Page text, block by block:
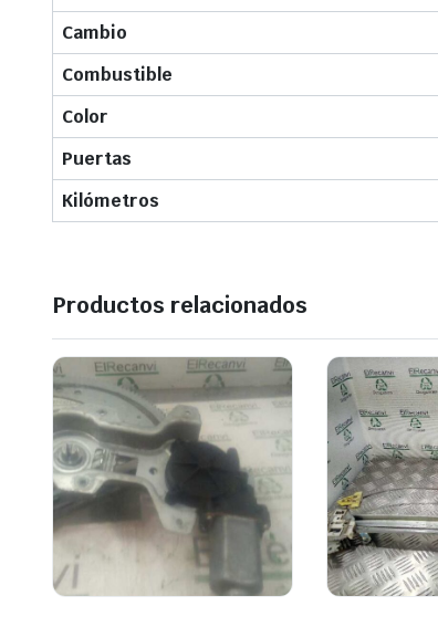
Cambio
Combustible
Color
Puertas
Kilómetros
Productos relacionados